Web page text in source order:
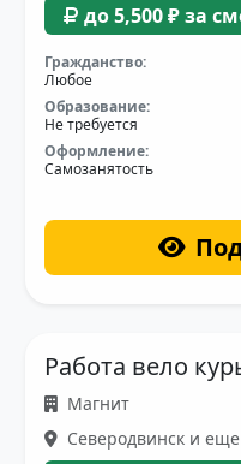
до 5,500 ₽ за
Гражданство:
Любое
Образование:
Не требуется
Оформление:
Самозанятость
Работа вело
Магнит
Северодвинск и